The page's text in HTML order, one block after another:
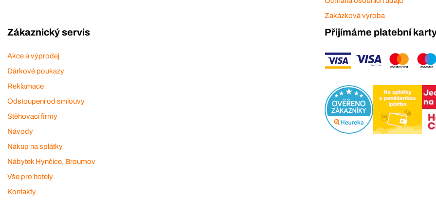
Zakázková výroba
Zákaznický servis
Akce a výprodej
Dárkové poukazy
Reklamace
Odstoupení od smlouvy
Stěhovací firmy
Návody
Nákup na splátky
Nábytek Hynčice, Broumov
Vše pro hotely
Kontakty
Přijímáme platební